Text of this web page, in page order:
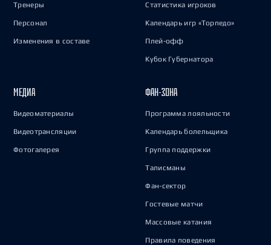
Тренеры
Персонал
Изменения в составе
Статистика игроков
Календарь игр «Торпедо»
Плей-офф
Кубок Губернатора
МЕДИА
Видеоматериалы
Видеотрансляции
Фотогалерея
ФАН-ЗОНА
Программа лояльности
Календарь болельщика
Группа поддержки
Талисманы
Фан-сектор
Гостевые матчи
Массовые катания
Правила поведения